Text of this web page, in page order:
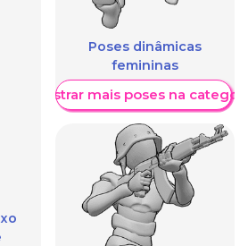
Poses dinâmicas
femininas
Mostrar mais poses na